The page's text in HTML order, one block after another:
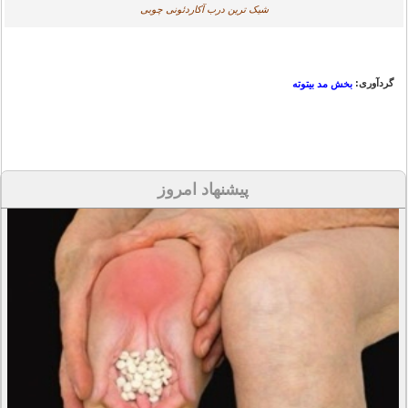
شیک ترین درب آکاردئونی چوبی
گردآوری: بخش مد بیتوته
پیشنهاد امروز